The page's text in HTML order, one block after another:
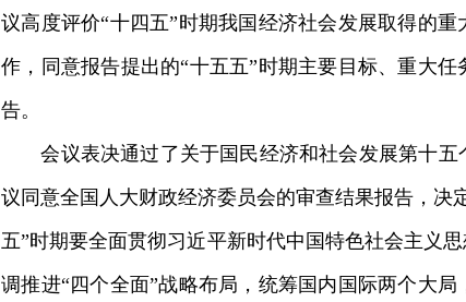
议高度评价“十四五”时期我国经济社会发展取得的
作，同意报告提出的“十五五”时期主要目标、重大
告。
会议表决通过了关于国民经济和社会发展第十五
议同意全国人大财政经济委员会的审查结果报告，决
五”时期要全面贯彻习近平新时代中国特色社会主义
调推进“四个全面”战略布局，统筹国内国际两个大